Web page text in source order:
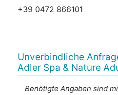
+39 0472 866101
Unverbindliche
Adler Spa & Nature
Benötigte Angaben sind